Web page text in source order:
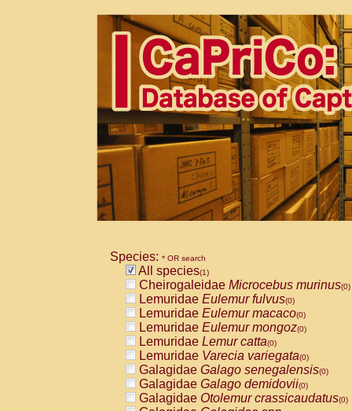
Species: * OR search
All species(1)
Cheirogaleidae Microcebus murinus(0)
Lemuridae Eulemur fulvus(0)
Lemuridae Eulemur macaco(0)
Lemuridae Eulemur mongoz(0)
Lemuridae Lemur catta(0)
Lemuridae Varecia variegata(0)
Galagidae Galago senegalensis(0)
Galagidae Galago demidovii(0)
Galagidae Otolemur crassicaudatus(0)